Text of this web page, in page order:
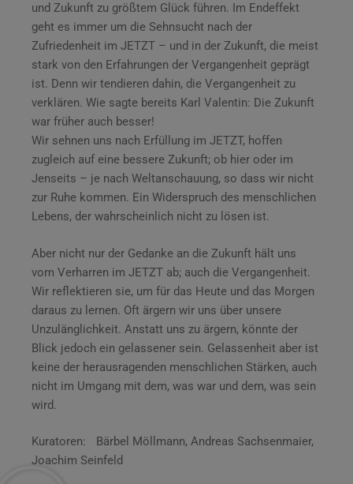
und Zukunft zu größtem Glück führen. Im Endeffekt
geht es immer um die Sehnsucht nach der
Zufriedenheit im JETZT – und in der Zukunft, die meist
stark von den Erfahrungen der Vergangenheit geprägt
ist. Denn wir tendieren dahin, die Vergangenheit zu
verklären. Wie sagte bereits Karl Valentin: Die Zukunft
war früher auch besser!
Wir sehnen uns nach Erfüllung im JETZT, hoffen
zugleich auf eine bessere Zukunft; ob hier oder im
Jenseits – je nach Weltanschauung, so dass wir nicht
zur Ruhe kommen. Ein Widerspruch des menschlichen
Lebens, der wahrscheinlich nicht zu lösen ist.
Aber nicht nur der Gedanke an die Zukunft hält uns
vom Verharren im JETZT ab; auch die Vergangenheit.
Wir reflektieren sie, um für das Heute und das Morgen
daraus zu lernen. Oft ärgern wir uns über unsere
Unzulänglichkeit. Anstatt uns zu ärgern, könnte der
Blick jedoch ein gelassener sein. Gelassenheit aber ist
keine der herausragenden menschlichen Stärken, auch
nicht im Umgang mit dem, was war und dem, was sein
wird.
Kuratoren: Bärbel Möllmann, Andreas Sachsenmaier,
Joachim Seinfeld